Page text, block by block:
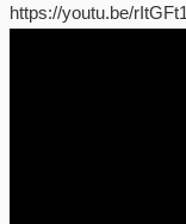
https://youtu.be/